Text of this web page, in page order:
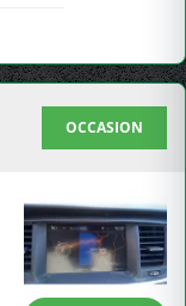
OCCASION